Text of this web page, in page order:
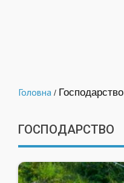
Головна / Господарство
ГОСПОДАРСТВО